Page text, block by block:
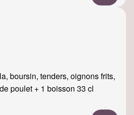
boursin, tenders, oignons frits,
poulet + 1 boisson 33 cl